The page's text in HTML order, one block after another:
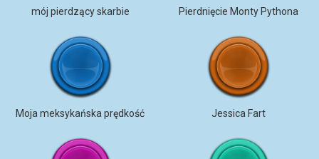
mój pierdzący skarbie Pierdnięcie Monty Pythona
Moja meksykańska prędkość Jessica Fart